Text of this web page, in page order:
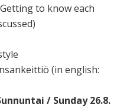
to know each
/ Sunday 26.8.